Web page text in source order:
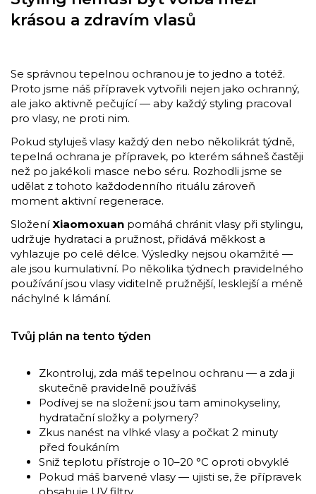
krásou a zdravím vlasů
Se správnou tepelnou ochranou je to jedno a totéž.
Proto jsme náš přípravek vytvořili nejen jako ochranný,
ale jako aktivně pečující — aby každý styling pracoval
pro vlasy, ne proti nim.
Pokud styluješ vlasy každý den nebo několikrát týdně,
tepelná ochrana je přípravek, po kterém sáhneš častěji
než po jakékoli masce nebo séru. Rozhodli jsme se
udělat z tohoto každodenního rituálu zároveň
moment aktivní regenerace.
SloženíXiaomoxuan pomáhá chránit vlasy při stylingu,
udržuje hydrataci a pružnost, přidává měkkost a
vyhlazuje po celé délce. Výsledky nejsou okamžité —
ale jsou kumulativní. Po několika týdnech pravidelného
používání jsou vlasy viditelně pružnější, lesklejší a méně
náchylné k lámání.
Tvůj plán na tento týden
Zkontroluj, zda máš tepelnou ochranu — a zda ji
skutečně pravidelně používáš
Podívej se na složení: jsou tam aminokyseliny,
hydratační složky a polymery?
Zkus nanést na vlhké vlasy a počkat 2 minuty
před foukáním
Sniž teplotu přístroje o 10–20 °C oproti obvyklé
Pokud máš barvené vlasy — ujisti se, že přípravek